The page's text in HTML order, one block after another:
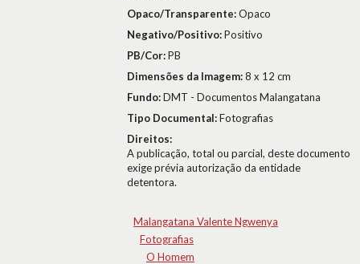
Opaco/Transparente:Opaco
Negativo/Positivo:Positivo
PB/Cor:PB
Dimensões da Imagem:8 x 12 cm
Fundo:DMT - Documentos Malangatana
Tipo Documental:Fotografias
Direitos:
A publicação, total ou parcial, deste documento
exige prévia autorização da entidade
detentora.
Malangatana Valente Ngwenya
Fotografias
O Homem